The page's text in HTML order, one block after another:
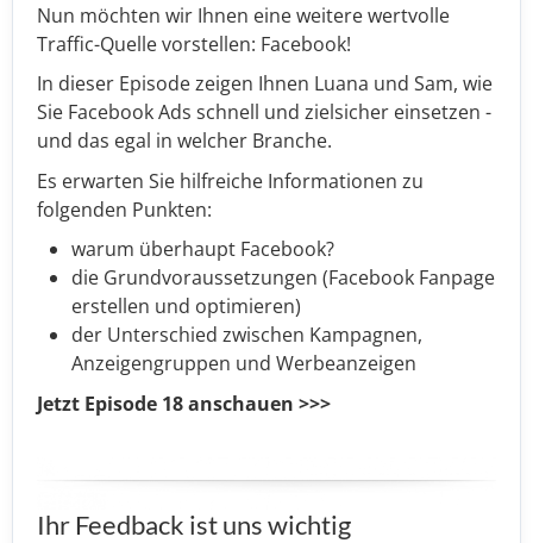
Nun möchten wir Ihnen eine weitere wertvolle
Traffic-Quelle vorstellen: Facebook!
In dieser Episode zeigen Ihnen Luana und Sam, wie
Sie Facebook Ads schnell und zielsicher einsetzen -
und das egal in welcher Branche.
Es erwarten Sie hilfreiche Informationen zu
folgenden Punkten:
warum überhaupt Facebook?
die Grundvoraussetzungen (Facebook Fanpage
erstellen und optimieren)
der Unterschied zwischen Kampagnen,
Anzeigengruppen und Werbeanzeigen
Jetzt Episode 18 anschauen >>>
Ihr Feedback ist uns wichtig